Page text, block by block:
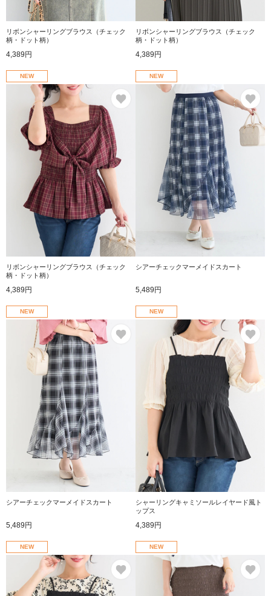
リボンシャーリングブラウス（チェック
柄・ドット柄）
4,389円
リボンシャーリングブラウス（チェック
柄・ドット柄）
4,389円
NEW
お気に入り
リボンシャーリングブラウス（チェック
柄・ドット柄）
4,389円
NEW
シアーチェックマーメイドスカート
5,489円
NEW
シアーチェックマーメイドスカート
5,489円
NEW
シャーリングキャミソールレイヤード風ト
ップス
4,389円
NEW
お気に入り
NEW